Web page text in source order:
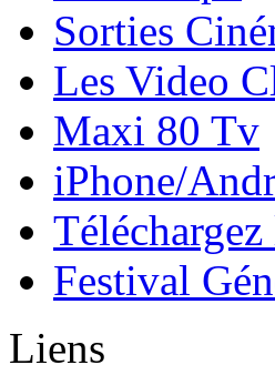
Sorties
Les Video
Maxi 80 Tv
iPhone/
Festival
Liens